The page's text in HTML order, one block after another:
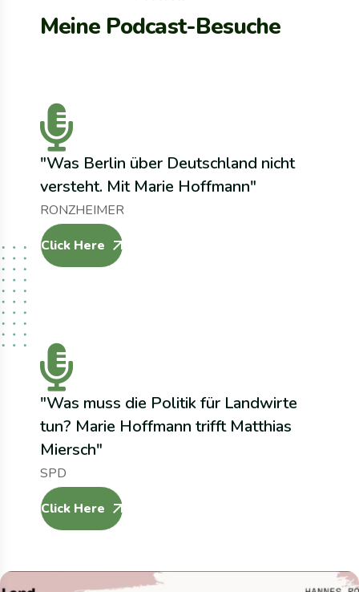
Meine Podcast-Besuche
"Was Berlin über Deutschland nicht
versteht. Mit Marie Hoffmann"
RONZHEIMER
Click Here
"Was muss die Politik für Landwirte
tun? Marie Hoffmann trifft Matthias
Miersch"
SPD
Click Here